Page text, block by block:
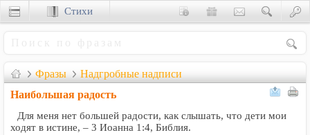
Фразы Надгробные надписи
Наибольшая радость
Для меня нет большей радости, как слышать, что дети мои
ходят в истине, – 3 Иоанна 1:4, Библия.
Стихи